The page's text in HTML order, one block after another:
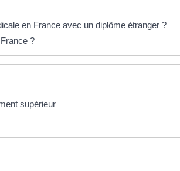
en France avec un diplôme étranger ?
?
supérieur